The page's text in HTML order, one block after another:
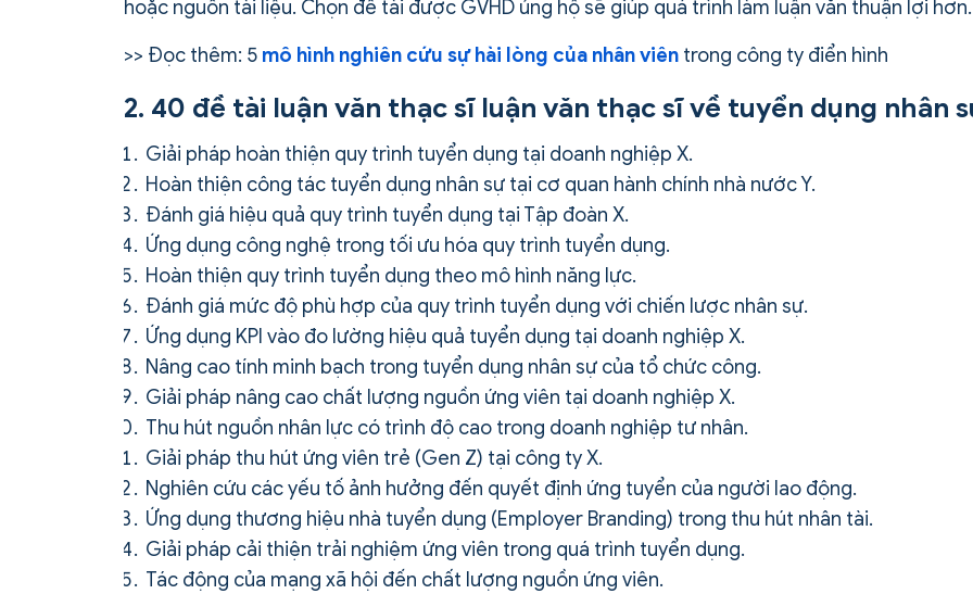
hoặc nguồn tài liệu. Chọn đề tài được GVHD ủng hộ sẽ giúp quá trình làm luận văn thuận lợi hơn.
>> Đọc thêm: 5 mô hình nghiên cứu sự hài lòng của nhân viên trong công ty điển hình
2. 40 đề tài luận văn thạc sĩ luận văn thạc sĩ về tuyển dụng nhân
Giải pháp hoàn thiện quy trình tuyển dụng tại doanh nghiệp X.
Hoàn thiện công tác tuyển dụng nhân sự tại cơ quan hành chính nhà nước Y.
Đánh giá hiệu quả quy trình tuyển dụng tại Tập đoàn X.
Ứng dụng công nghệ trong tối ưu hóa quy trình tuyển dụng.
Hoàn thiện quy trình tuyển dụng theo mô hình năng lực.
Đánh giá mức độ phù hợp của quy trình tuyển dụng với chiến lược nhân sự.
Ứng dụng KPI vào đo lường hiệu quả tuyển dụng tại doanh nghiệp X.
Nâng cao tính minh bạch trong tuyển dụng nhân sự của tổ chức công.
Giải pháp nâng cao chất lượng nguồn ứng viên tại doanh nghiệp X.
Thu hút nguồn nhân lực có trình độ cao trong doanh nghiệp tư nhân.
Giải pháp thu hút ứng viên trẻ (Gen Z) tại công ty X.
Nghiên cứu các yếu tố ảnh hưởng đến quyết định ứng tuyển của người lao động.
Ứng dụng thương hiệu nhà tuyển dụng (Employer Branding) trong thu hút nhân tài.
Giải pháp cải thiện trải nghiệm ứng viên trong quá trình tuyển dụng.
Tác động của mạng xã hội đến chất lượng nguồn ứng viên.